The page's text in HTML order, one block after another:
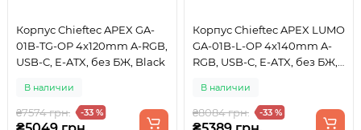
Корпус Chieftec APEX GA-
01B-TG-OP 4x120mm A-RGB,
USB-C, E-ATX, без БЖ, Black
В наличии
₴7574 грн. -33 %
Корпус Chieftec APEX LUMO
GA-01B-L-OP 4x140mm A-
RGB, USB-C, E-ATX, без БЖ,
В наличии
₴8084 грн. -33 %